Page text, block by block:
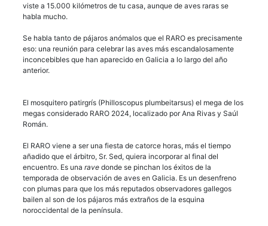
viste a 15.000 kilómetros de tu casa, aunque de aves raras se
habla mucho.
Se habla tanto de pájaros anómalos que el RARO es precisamente
eso: una reunión para celebrar las aves más escandalosamente
inconcebibles que han aparecido en Galicia a lo largo del año
anterior.
El mosquitero patirgrís (Philloscopus plumbeitarsus) el mega de los
megas considerado RARO 2024, localizado por Ana Rivas y Saúl
Román.
El RARO viene a ser una fiesta de catorce horas, más el tiempo
añadido que el árbitro, Sr. Sed, quiera incorporar al final del
encuentro. Es una rave donde se pinchan los éxitos de la
temporada de observación de aves en Galicia. Es un desenfreno
con plumas para que los más reputados observadores gallegos
bailen al son de los pájaros más extraños de la esquina
noroccidental de la península.